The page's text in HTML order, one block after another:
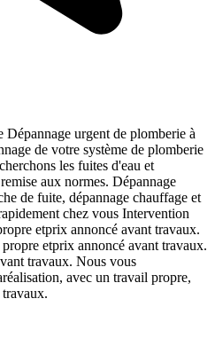
Dépannage urgent de plomberie à
de votre système de plomberie
les fuites d'eau et
aux normes. Dépannage
de fuite, dépannage chauffage et
chez vous Intervention
etprix annoncé avant travaux.
etprix annoncé avant travaux.
travaux. Nous vous
avec un travail propre,